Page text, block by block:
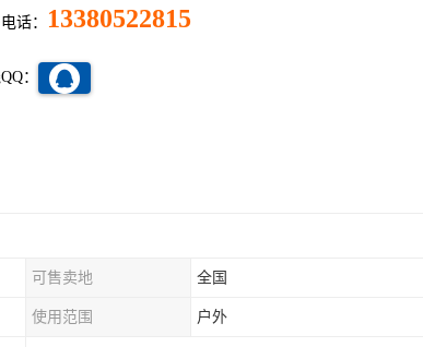
话： 13380522815
：
可售卖地 全国
使用范围 户外